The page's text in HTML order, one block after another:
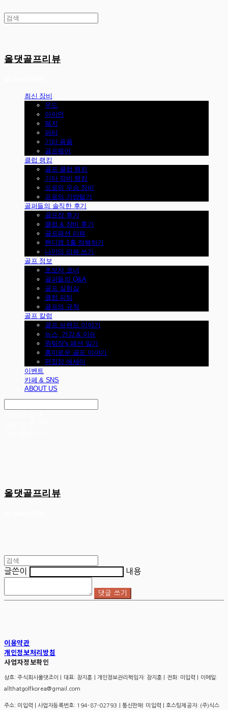
올댓골프리뷰
최신 장비
우드
아이언
웨지
퍼터
기타 용품
골프웨어
클럽 랭킹
골프 클럽 랭킹
기타 장비 랭킹
프로의 우승 장비
프로의 가방털기
골퍼들의 솔직한 후기
골프장 후기
클럽 & 장비 후기
골프패션 리뷰
핸디캡 1홀 정복하기
나만의 리뷰 쓰기
골프 정보
초보자 코너
골퍼들의 Q&A
골프 실험실
클럽 피팅
골프의 규칙
골프 칼럼
골프 브랜드 이야기
뉴스, 건강 & 이슈
원팀장's 패션 일기
흥미로운 골프 이야기
편집장 에세이
이벤트
카페 & SNS
ABOUT US
올댓골프리뷰
글쓴이 내용
댓글 쓰기
이용약관
개인정보처리방침
사업자정보확인
상호: 주식회사올댓조이 | 대표: 장지훈 | 개인정보관리책임자: 장지훈 | 전화: 미입력 | 이메일:
allthatgolfkorea@gmail.com
주소: 미입력 | 사업자등록번호: 194-87-02793 | 통신판매: 미입력 | 호스팅제공자: (주)식스